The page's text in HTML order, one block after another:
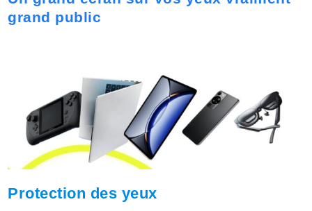
grand public
Protection des yeux